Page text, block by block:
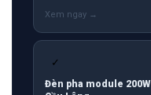
✓
Đèn pha module 200W